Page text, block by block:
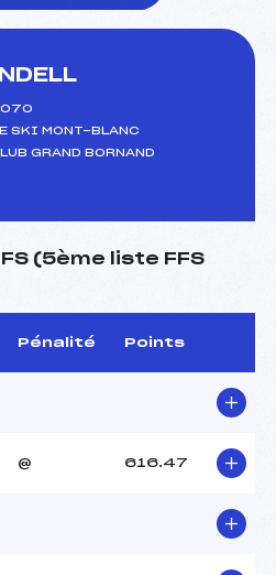
SKI MONT-BLANC
GRAND BORNAND
(5ème liste FFS
Pénalité Points
@ 616.47